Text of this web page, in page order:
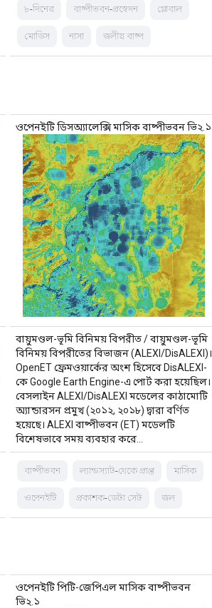
৮-দিনের বাষ্পীভবন-প্রস্বেদন গ্লোবাল
মোডিস নাসা জলীয় বাষ্প
ওপেনইটি ডিসঅ্যালেক্সি মাসিক বাষ্পীভবন ভি২.১
বায়ুমণ্ডল-ভূমি বিনিময় বিপরীত / বায়ুমণ্ডল-ভূমি
বিনিময় বিপরীতের বিভাজন (ALEXI/DisALEXI)।
OpenET ফ্রেমওয়ার্কের অংশ হিসেবে DisALEXI-
কে Google Earth Engine-এ পোর্ট করা হয়েছিল।
বেসলাইন ALEXI/DisALEXI মডেলের কাঠামোটি
অ্যান্ডারসন প্রমুখ (২০১২, ২০১৮) দ্বারা বর্ণিত
হয়েছে। ALEXI বাষ্পীভবন (ET) মডেলটি
বিশেষভাবে সময় ব্যবহার করে…
বাষ্পীভবন ল্যান্ডস্যাট-থেকে প্রাপ্ত মাসিক
ওপেনইটি প্রকাশক-ডেটা সেট জল
ওপেনইটি পিটি-জেপিএল মাসিক বাষ্পীভবন
ভি২.১